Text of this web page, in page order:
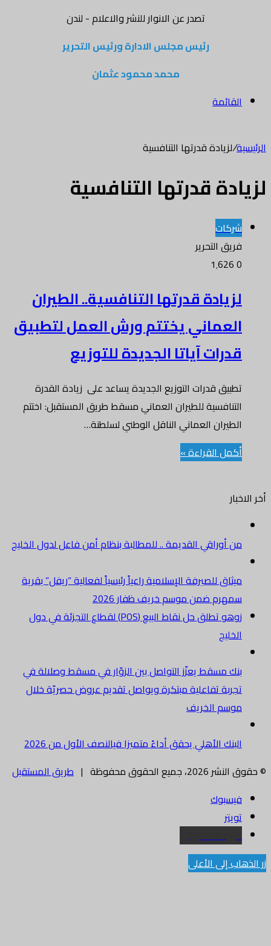
تصدر عن الانوار للنشر والاعلام - لندن
رئيس مجلس الادارة ورئيس التحرير
محمد محمود عثمان
القائمة
الرئيسية/لزيادة قدرتها التنافسية
لزيادة قدرتها التنافسية
شركات
فريق التحرير
0
لزيادة قدرتها التنافسية.. الطيران
العماني يختتم ورش العمل لتطبيق
قدرات آياتا الجديدة للتوزيع
تطبيق قدرات التوزيع الجديدة يساعد على زيادة القدرة
التنافسية للطيران العماني مسقط طريق المستقبل: اختتم
الطيران العماني الناقل الوطني لسلطنة…
أكمل القراءة »
أخر الاخبار
من أوراقي القديمة .. للمطالبة بنظام أمن فاعل لدول الخليج
ميثاق للصيرفة الإسلامية راعياً رئيسياً لفعالية “ريفل” بقرية
سمهرم ضمن موسم خريف ظفار 2026
زوهو تطلق حل نقاط البيع (POS) لقطاع التجزئة في دول
الخليج
بنك مسقط يعزّز التواصل بين الزوّار في مسقط وصلالة في
تجربة تفاعلية مبتكرة ويواصل تقديم عروض حصريّة خلال
موسم الخريف
البنك الأهلي يحقق أداءً متميزا فيالنصف الأول من 2026
© حقوق النشر 2026، جميع الحقوق محفوظة |
طريق المستقبل
فيسبوك
تويتر
البريد الالكتروني
زر الذهاب إلى الأعلى